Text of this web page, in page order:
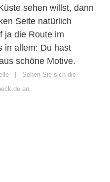
sehen willst, dann
Seite natürlich
ja die Route im
in allem: Du hast
schöne Motive.
| Sehen Sie sich die
an